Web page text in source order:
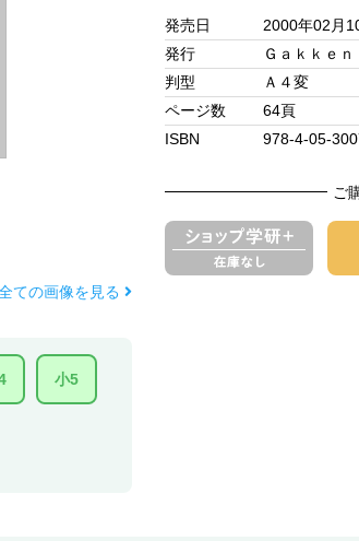
ての画像を見る
小5
発売日
2000年02月
発行
Ｇａｋｋｅｎ
判型
Ａ４変
ページ数
64頁
ISBN
978-4-05-
ご